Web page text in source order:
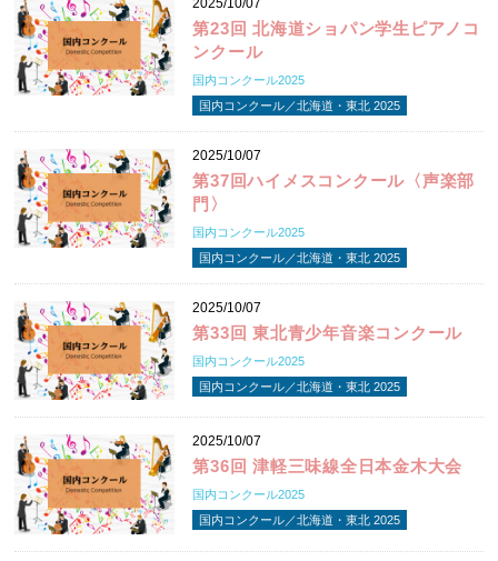
2025/10/07
第23回 北海道ショパン学生ピアノコ
ンクール
国内コンクール2025
国内コンクール／北海道・東北 2025
2025/10/07
第37回ハイメスコンクール〈声楽部
門〉
国内コンクール2025
国内コンクール／北海道・東北 2025
2025/10/07
第33回 東北青少年音楽コンクール
国内コンクール2025
国内コンクール／北海道・東北 2025
2025/10/07
第36回 津軽三味線全日本金木大会
国内コンクール2025
国内コンクール／北海道・東北 2025